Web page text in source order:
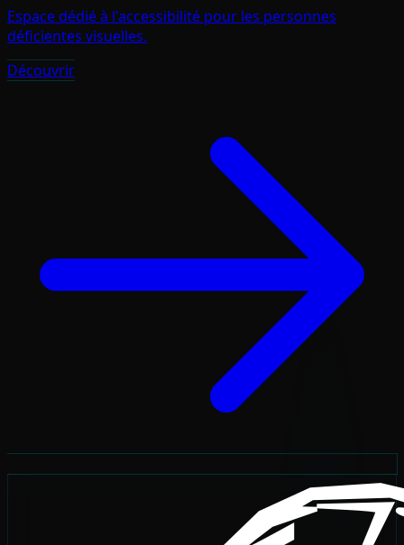
Espace dédié à l'accessibilité pour les personnes
déficientes visuelles.
Découvrir